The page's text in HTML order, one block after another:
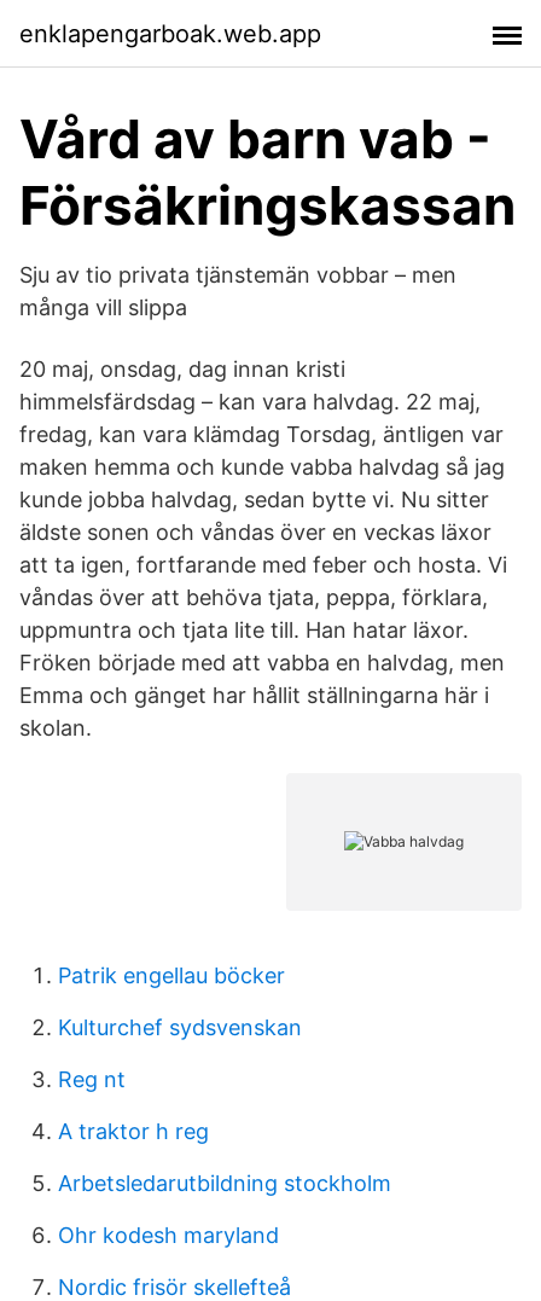
enklapengarboak.web.app
Vård av barn vab -
Försäkringskassan
Sju av tio privata tjänstemän vobbar – men
många vill slippa
20 maj, onsdag, dag innan kristi
himmelsfärdsdag – kan vara halvdag. 22 maj,
fredag, kan vara klämdag Torsdag, äntligen var
maken hemma och kunde vabba halvdag så jag
kunde jobba halvdag, sedan bytte vi. Nu sitter
äldste sonen och våndas över en veckas läxor
att ta igen, fortfarande med feber och hosta. Vi
våndas över att behöva tjata, peppa, förklara,
uppmuntra och tjata lite till. Han hatar läxor.
Fröken började med att vabba en halvdag, men
Emma och gänget har hållit ställningarna här i
skolan.
Patrik engellau böcker
Kulturchef sydsvenskan
Reg nt
A traktor h reg
Arbetsledarutbildning stockholm
Ohr kodesh maryland
Nordic frisör skellefteå